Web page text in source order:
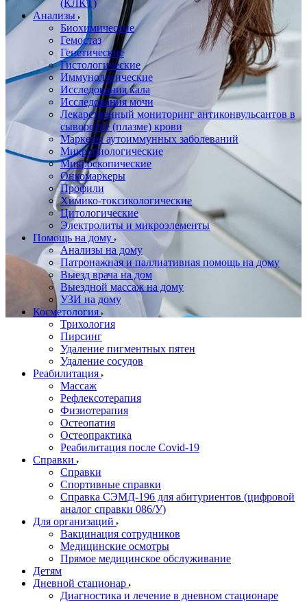
(КЛКТ)
Анализы
Биохимические
Гемостаз
Генетические
Гистологические
Иммунологические
Исследования кала
Исследования мочи
Лекарственный мониторинг антиконвульсантов в
сыворотке (плазме) крови
Маркеры аутоиммунных заболеваний
Микробиологические
Микроскопические
Онкомаркеры
Профили
Химико-токсикологические
Цитологические
Электролиты и микроэлементы
Помощь на дому
Анализы на дому
Патронажная и паллиативная помощь на дому
Выезд врача на дом
Выездной массаж на дому
УЗИ на дому
Косметология
Трихология
Пирсинг
Удаление пигментных пятен
Удаление сосудов
Реабилитация
Массаж
Рефлексотерапия
Физиотерапия
Остеопатия
Остеопрактика
Реабилитация после Covid-19
Справки
Справки
Спортивные справки
Справка СЭМД‑196 для абитуриентов (цифровой
аналог справки 086/У)
Для организаций
Вакцинация сотрудников
Медицинские осмотры
Прямое медицинское обслуживание
Детям
Дневной стационар
Диагностика и лечение в дневном стационаре